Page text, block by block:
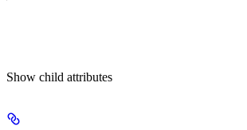
Show child attributes